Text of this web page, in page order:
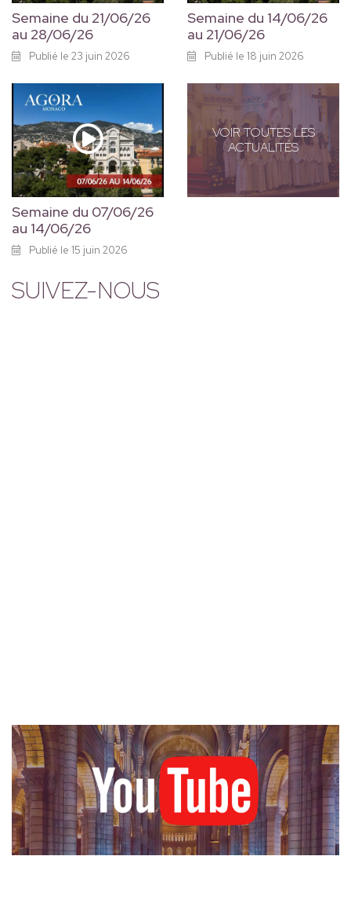
Semaine du 21/06/26
au 28/06/26
Publié le 23 juin 2026
Semaine du 14/06/26
au 21/06/26
Publié le 18 juin 2026
Semaine du 07/06/26
au 14/06/26
Publié le 15 juin 2026
VOIR TOUTES LES
ACTUALITÉS
SUIVEZ-NOUS